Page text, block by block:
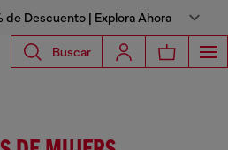
de Descuento | Explora Ahora
Buscar